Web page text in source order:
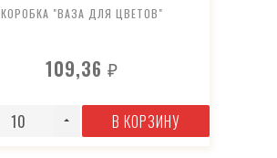
КОРОБКА "ВАЗА ДЛЯ ЦВЕТОВ"
109,36₽
В КОРЗИНУ